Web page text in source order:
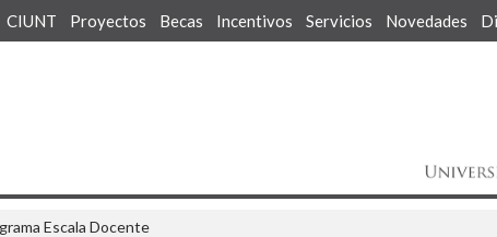
CIUNT Proyectos Becas Incentivos Servicios Novedades
Escala Docente